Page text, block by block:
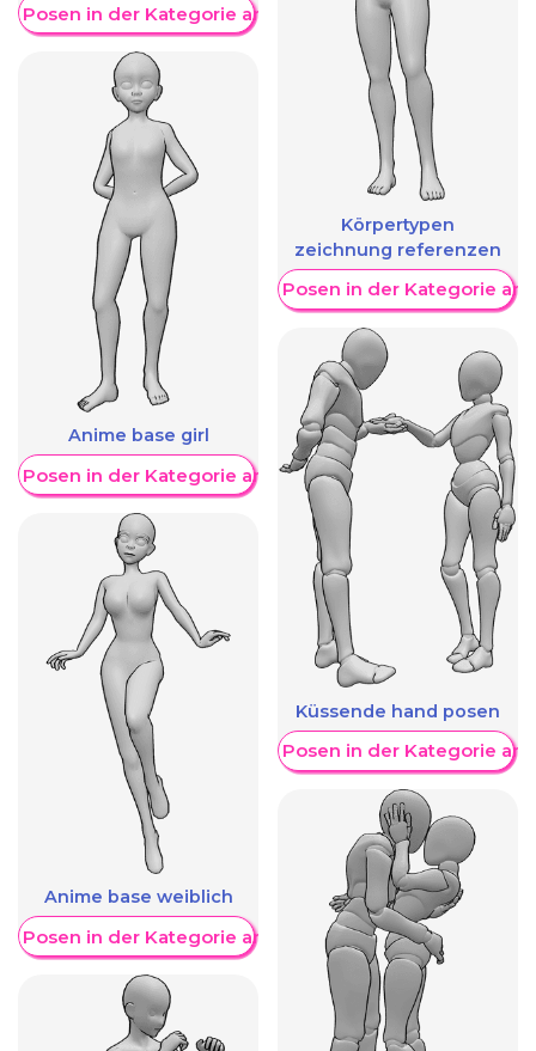
Posen in der Kategorie anzeigen
Anime base girl
Posen in der Kategorie anzeigen
Anime base weiblich
Posen in der Kategorie anzeigen
Körpertypen
zeichnung referenzen
Weitere Posen in der Kategorie
Küssende hand posen
Weitere Posen in der Kategorie